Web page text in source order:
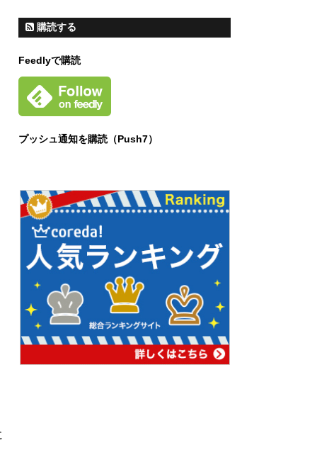
購読する
Feedlyで購読
プッシュ通知を購読（Push7）